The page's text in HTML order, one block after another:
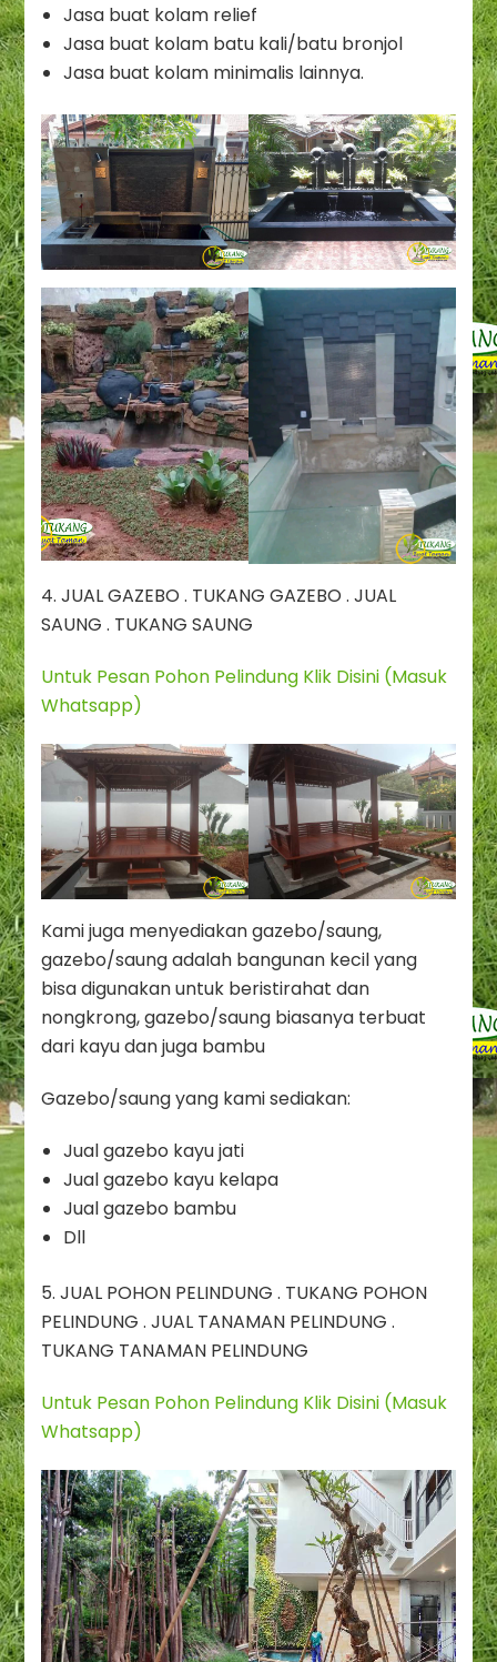
Jasa buat kolam relief
Jasa buat kolam batu kali/batu bronjol
Jasa buat kolam minimalis lainnya.
4. JUAL GAZEBO . TUKANG GAZEBO . JUAL
SAUNG . TUKANG SAUNG
Untuk Pesan Pohon Pelindung Klik Disini (Masuk
Whatsapp)
Kami juga menyediakan gazebo/saung,
gazebo/saung adalah bangunan kecil yang
bisa digunakan untuk beristirahat dan
nongkrong, gazebo/saung biasanya terbuat
dari kayu dan juga bambu
Gazebo/saung yang kami sediakan:
Jual gazebo kayu jati
Jual gazebo kayu kelapa
Jual gazebo bambu
Dll
5. JUAL POHON PELINDUNG . TUKANG POHON
PELINDUNG . JUAL TANAMAN PELINDUNG .
TUKANG TANAMAN PELINDUNG
Untuk Pesan Pohon Pelindung Klik Disini (Masuk
Whatsapp)